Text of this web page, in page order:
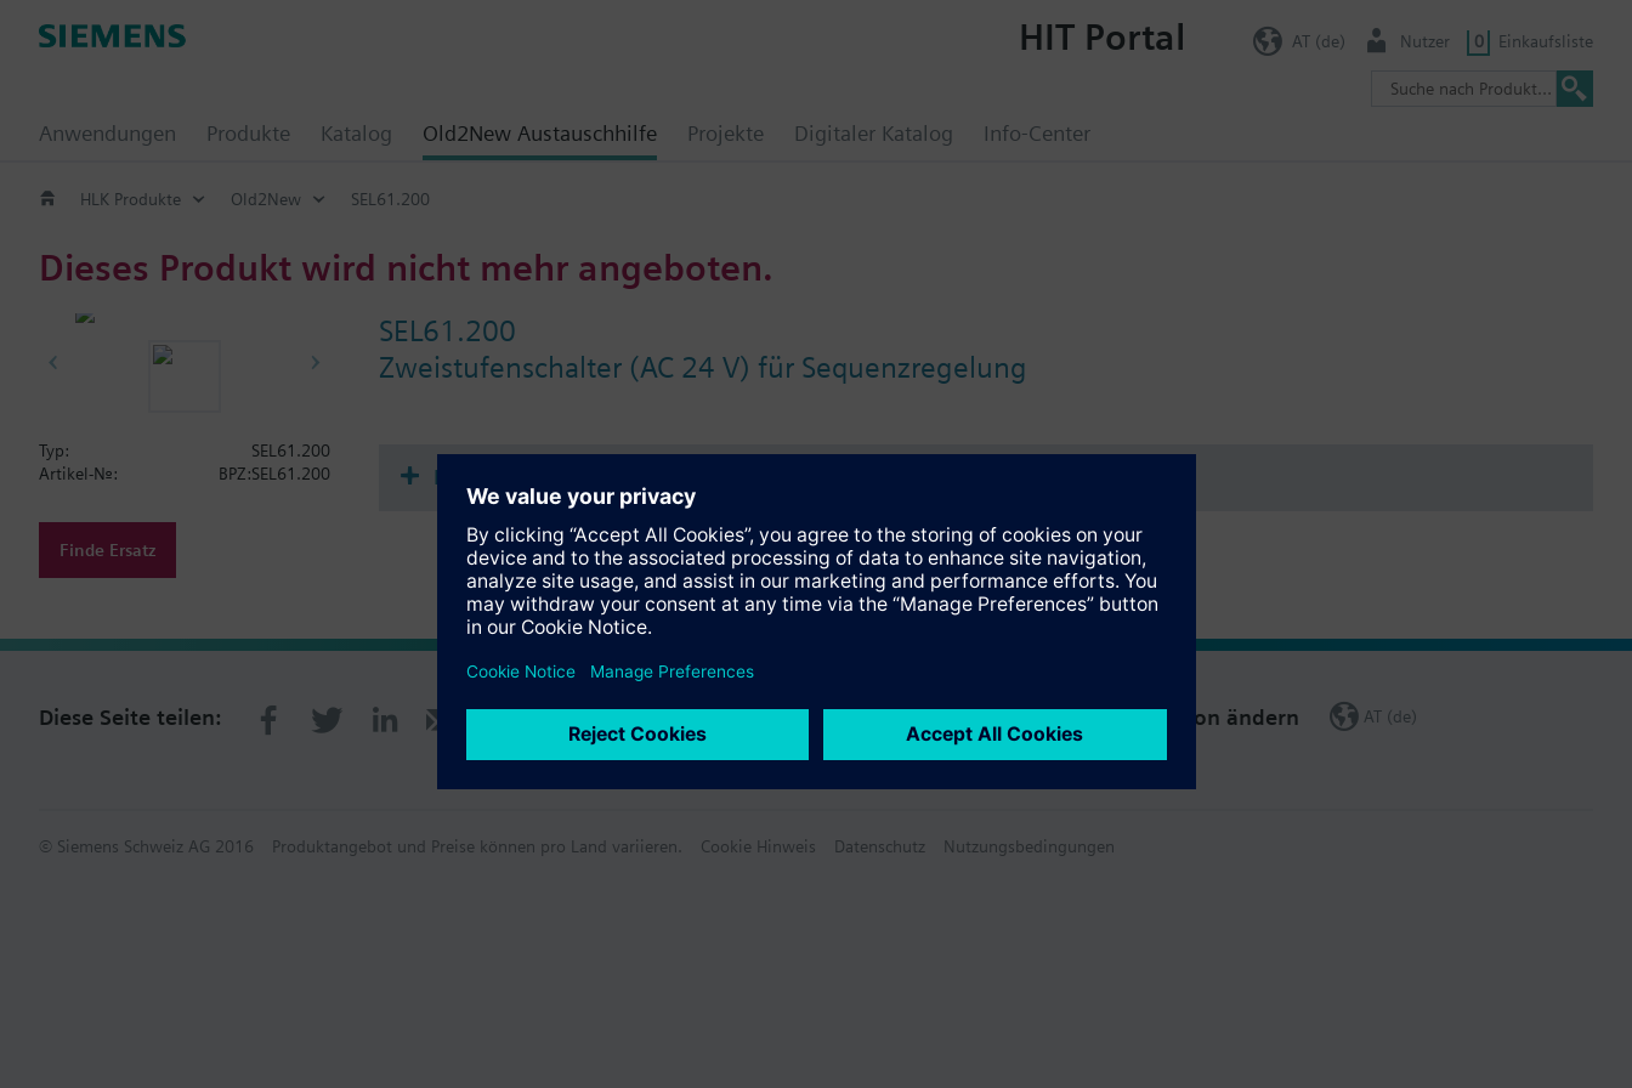
Anwendungen Produkte Katalog Old2New Austauschhilfe Projekte Digitaler Katalog Info-Center
HIT Portal AT (de) Nutzer 0 Einkaufsliste
HLK Produkte Old2New SEL61.200
Dieses Produkt wird nicht mehr angeboten.
SEL61.200
Zweistufenschalter (AC 24 V) für Sequenzregelung
Typ:
SEL61.200
Artikel-Nr.:
BPZ:SEL61.200
Finde Ersatz
Dokumente
Diese Seite teilen: Region ändern AT (de)
© Siemens Schweiz AG 2016 Produktangebot und Preise können pro Land variieren. Cookie Hinweis Datenschutz Nutzungsbedingungen